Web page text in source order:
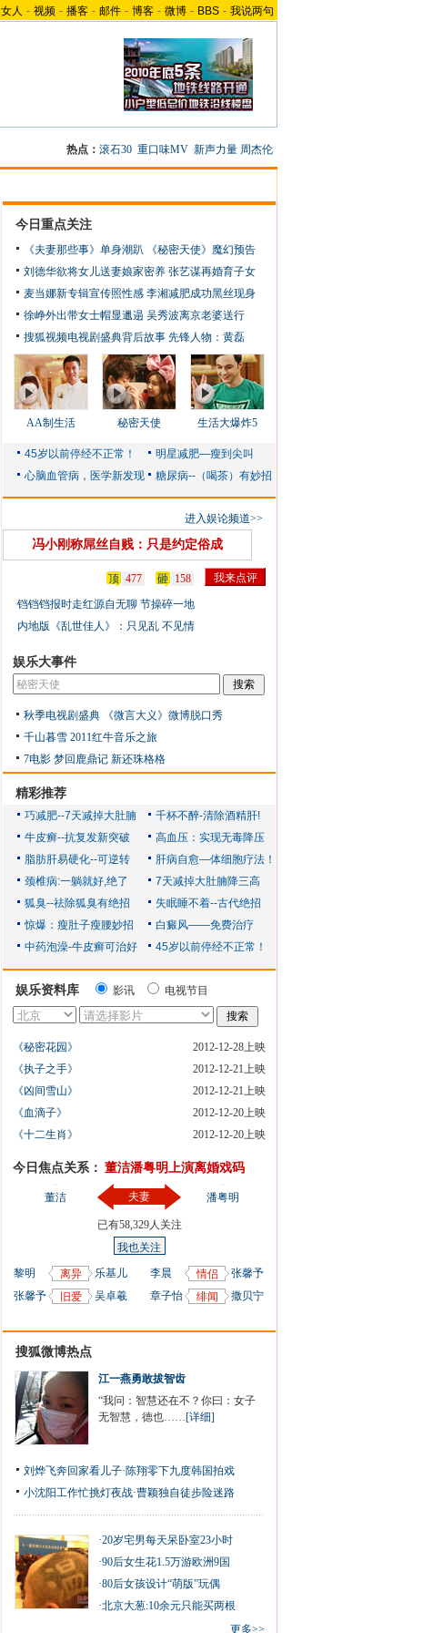
女人 - 视频 - 播客 - 邮件 - 博客 - 微博 - BBS - 我说两句
热点： 滚石30 重口味MV 新声力量 周杰伦
今日重点关注
《夫妻那些事》单身潮趴
《秘密天使》魔幻预告
刘德华欲将女儿送妻娘家密养 张艺谋再婚育子女
麦当娜新专辑宣传照性感 李湘减肥成功黑丝现身
徐峥外出带女士帽显邋遢 吴秀波离京老婆送行
搜狐视频电视剧盛典背后故事 先锋人物：黄磊
AA制生活 秘密天使 生活大爆炸5
进入娱论频道>>
冯小刚称屌丝自贱：只是约定俗成
顶 477 砸
158
铛铛铛报时走红源自无聊 节操碎一地
内地版《乱世佳人》：只见乱 不见情
娱乐大事件
秋季电视剧盛典
《微言大义》微博脱口秀
千山暮雪 2011红牛音乐之旅
7电影 梦回鹿鼎记 新还珠格格
精彩推荐
娱乐资料库 影讯 电视节目
《秘密花园》
2012-12-28上映
《执子之手》
2012-12-21上映
《凶间雪山》
2012-12-21上映
《血滴子》
2012-12-20上映
《十二生肖》
2012-12-20上映
今日焦点关系： 董洁潘粤明上演离婚戏码
董洁 夫妻
已有58,329人关注
我也关注
潘粤明
黎明 离异
乐基儿
张馨予
旧爱 吴卓羲
李晨 情侣
张馨予
章子怡
绯闻 撒贝宁
搜狐微博热点
江一燕勇敢拔智齿
“我问：智慧还在不？你曰：女子
无智慧，德也……[详细]
刘烨飞奔回家看儿子·陈翔零下九度韩国拍戏
小沈阳工作忙挑灯夜战·曹颖独自徒步险迷路
·20岁宅男每天呆卧室23小时
·90后女生花1.5万游欧洲9国
·80后女孩设计“萌版”玩偶
·北京大葱:10余元只能买两根
更多>>